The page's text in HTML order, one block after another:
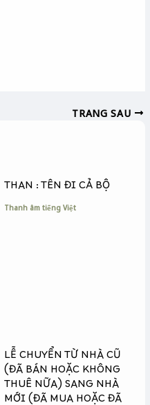
TRANG SAU
THAN : TÊN ĐI CẢ BỘ
Thanh âm tiếng Việt
LỄ CHUYỂN TỪ NHÀ CŨ
(ĐÃ BÁN HOẶC KHÔNG
THUÊ NỮA) SANG NHÀ